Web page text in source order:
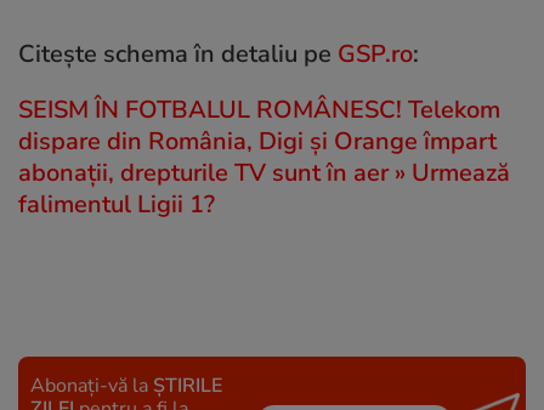
Citește schema în detaliu pe GSP.ro:
SEISM ÎN FOTBALUL ROMÂNESC! Telekom
dispare din România, Digi și Orange împart
abonații, drepturile TV sunt în aer » Urmează
falimentul Ligii 1?
Abonați-vă la ȘTIRILE